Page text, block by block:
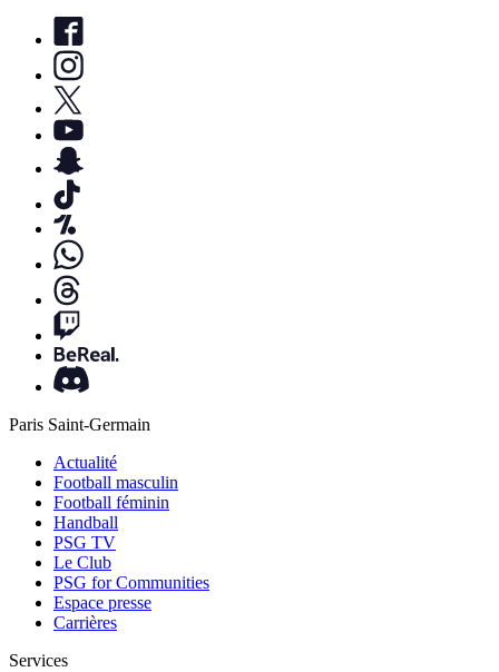
Paris Saint-Germain
Actualité
Football masculin
Football féminin
Handball
PSG TV
Le Club
PSG for Communities
Espace presse
Carrières
Services